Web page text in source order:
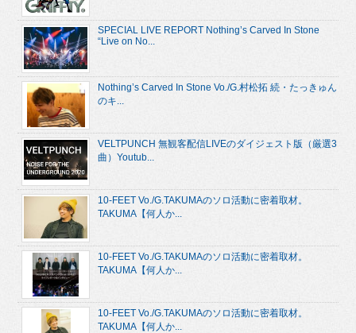
SPECIAL LIVE REPORT Nothing’s Carved In Stone
“Live on No...
Nothing’s Carved In Stone Vo./G.村松拓 続・たっきゅん
のキ...
VELTPUNCH 無観客配信LIVEのダイジェスト版（厳選3
曲）Youtub...
10-FEET Vo./G.TAKUMAのソロ活動に密着取材。
TAKUMA【何人か...
10-FEET Vo./G.TAKUMAのソロ活動に密着取材。
TAKUMA【何人か...
10-FEET Vo./G.TAKUMAのソロ活動に密着取材。
TAKUMA【何人か...